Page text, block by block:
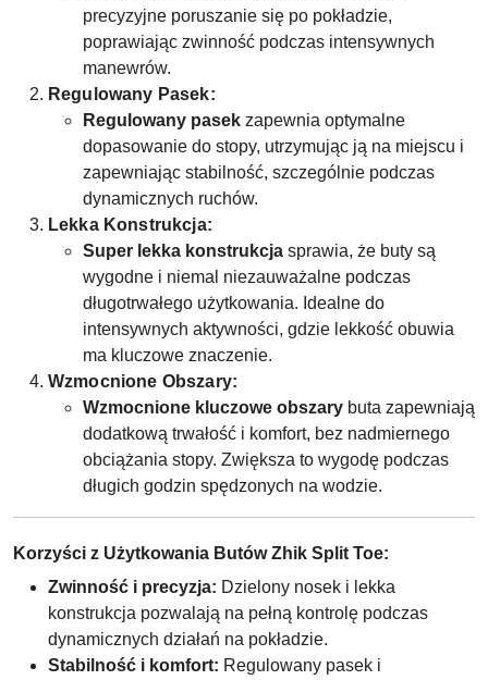
precyzyjne poruszanie się po pokładzie,
poprawiając zwinność podczas intensywnych
manewrów.
Regulowany Pasek:
Regulowany pasek zapewnia optymalne
dopasowanie do stopy, utrzymując ją na miejscu i
zapewniając stabilność, szczególnie podczas
dynamicznych ruchów.
Lekka Konstrukcja:
Super lekka konstrukcja sprawia, że buty są
wygodne i niemal niezauważalne podczas
długotrwałego użytkowania. Idealne do
intensywnych aktywności, gdzie lekkość obuwia
ma kluczowe znaczenie.
Wzmocnione Obszary:
Wzmocnione kluczowe obszary buta zapewniają
dodatkową trwałość i komfort, bez nadmiernego
obciążania stopy. Zwiększa to wygodę podczas
długich godzin spędzonych na wodzie.
Korzyści z Użytkowania Butów Zhik Split Toe:
Zwinność i precyzja: Dzielony nosek i lekka
konstrukcja pozwalają na pełną kontrolę podczas
dynamicznych działań na pokładzie.
Stabilność i komfort: Regulowany pasek i